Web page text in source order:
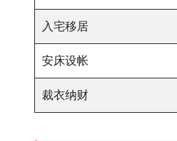
入宅移居
安床设帐
裁衣纳财